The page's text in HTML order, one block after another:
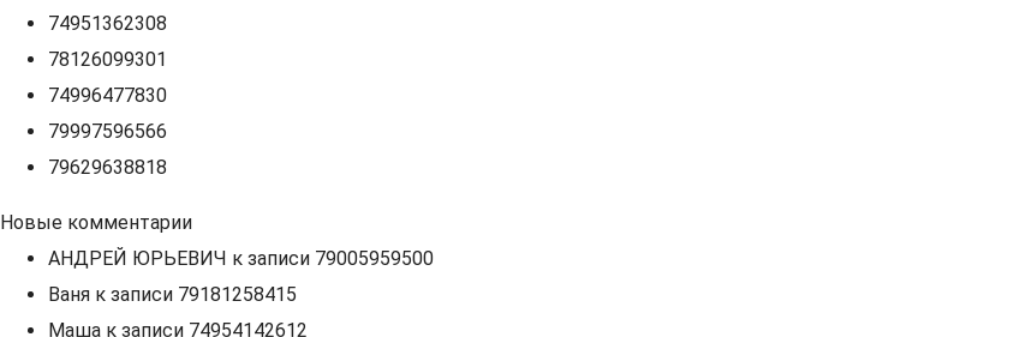
74951362308
78126099301
74996477830
79997596566
79629638818
Новые комментарии
АНДРЕЙ ЮРЬЕВИЧ к записи 79005959500
Ваня к записи 79181258415
Маша к записи 74954142612